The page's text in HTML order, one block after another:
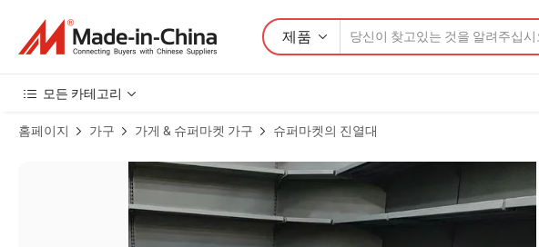
제품
모든 카테고리
홈페이지 가구 가게 & 슈퍼마켓 가구 슈퍼마켓의 진열대
덱시온 팔레트 랙 나무 팔레트 신발 선반 전시대 제품 이미지